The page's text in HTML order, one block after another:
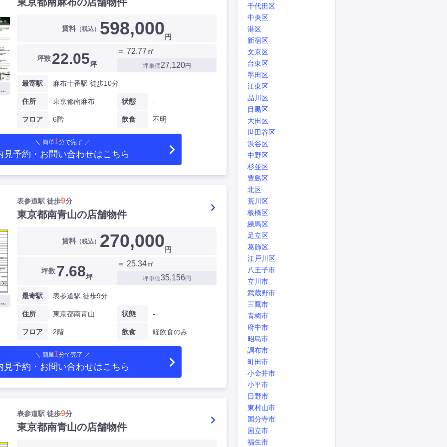
賃料 （税込） 598,000 円
坪数22.05坪
＝ 72.77㎡
坪単価27,120円
最寄駅 麻布十番駅 徒歩10分
住所 東京都南麻布
フロア 6階
状態 -
飲食 不明
＼ 簡単1分で完了 ／
見予約・お問い合わせはこちら
表参道駅 徒歩9分
東京都南青山の店舗物件
賃料 （税込） 270,000 円
坪数 7.68坪
＝ 25.34㎡
坪単価35,156円
最寄駅 表参道駅 徒歩9分
住所 東京都南青山
フロア 2階
状態 -
飲食 軽飲食のみ
＼ 簡単1分で完了 ／
見予約・お問い合わせはこちら
表参道駅 徒歩9分
東京都南青山の店舗物件
千代田区
中央区
港区
新宿区
文京区
台東区
墨田区
江東区
品川区
目黒区
大田区
世田谷区
渋谷区
中野区
杉並区
豊島区
北区
荒川区
板橋区
練馬区
足立区
葛飾区
江戸川区
八王子市
立川市
武蔵野市
三鷹市
青梅市
府中市
昭島市
調布市
町田市
小金井市
小平市
日野市
東村山市
国分寺市
国立市
福生市